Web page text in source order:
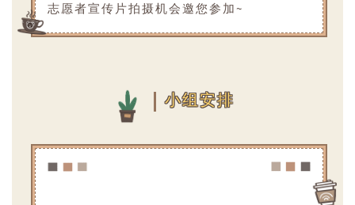
志愿者宣传片拍摄机会邀您参加~
小组安排